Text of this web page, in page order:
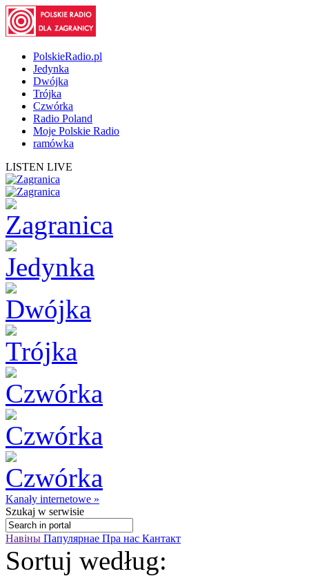
PolskieRadio.pl
Jedynka
Dwójka
Trójka
Czwórka
Radio Poland
Moje Polskie Radio
ramówka
LISTEN LIVE
Kanały internetowe »
Szukaj w serwisie
Навіны Папулярнае Пра нас Кантакт
Sortuj według: